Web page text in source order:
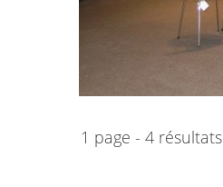
1 page - 4 résultats